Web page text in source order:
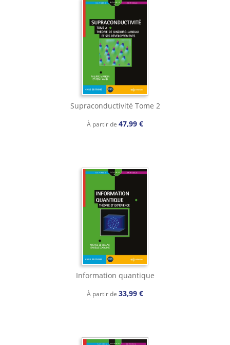
Supraconductivité Tome 2
À partir de 47,99 €
Information quantique
À partir de 33,99 €